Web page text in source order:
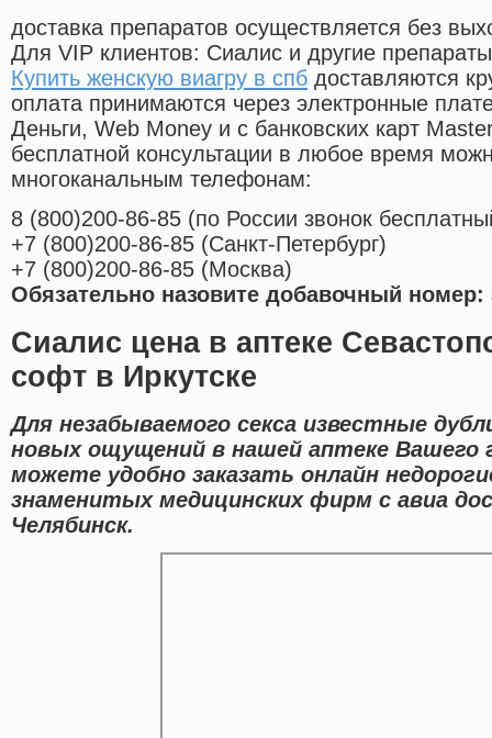
доставка препаратов осуществляется без
Для VIP клиентов: Сиалис и другие
Купить женскую виагру в спб доставляются
оплата принимаются через электронные
Деньги, Web Money и с банковских карт
бесплатной консультации в любое время
многоканальным телефонам:
8 (800)200-86-85 (по России звонок
+7 (800)200-86-85 (Санкт-Петербург)
+7 (800)200-86-85 (Москва)
Обязательно назовите добавочный номер:
Сиалис цена в аптеке
софт в Иркутске
Для незабываемого секса известные
новых ощущений в нашей аптеке Вашего
можете удобно заказать онлайн
знаменитых медицинских фирм с авиа
Челябинск.